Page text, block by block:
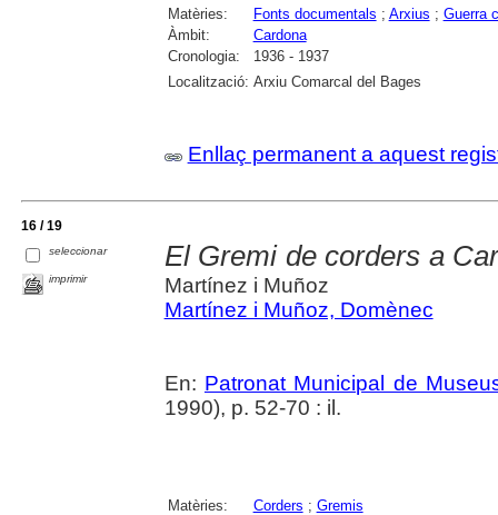
Matèries: Fonts documentals ; Arxius ; Guerra
Àmbit:
Cardona
Cronologia:
1936 - 1937
Localització: Arxiu Comarcal del Bages
Enllaç permanent a aquest
16 / 19
seleccionar
imprimir
El Gremi de corders a
Martínez i Muñoz
Martínez i Muñoz, Domènec
En: Patronat Municipal de
1990), p. 52-70 : il.
Matèries: Corders ; Gremis